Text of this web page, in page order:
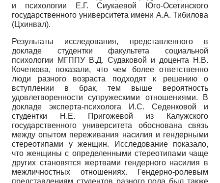
и психологии Е.Г. Сиукаевой Юго-Осетинского
государственного университета имени А.А. Тибилова
(Цхинвал).
Результаты исследования, представленного в
докладе студентки факультета социальной
психологии МГППУ В.Д. Судаковой и доцента Н.В.
Кочеткова, показали, что чем более ответственно
люди разного возраста подходят к решению о
вступлении в брак, тем выше вероятность
удовлетворенности супружескими отношениями. В
докладе эксперта-психолога И.С. Седенковой и
студентки Н.Е. Пригожевой из Калужского
государственного университета обоснована связь
между опытом переживания насилия и гендерными
стереотипами у женщин. Исследование показало,
что женщины с определенными стереотипами чаще
других становятся жертвами гендерного насилия в
межличностных отношениях. Гендерно-ролевым
представлениям студентов разного пола был также